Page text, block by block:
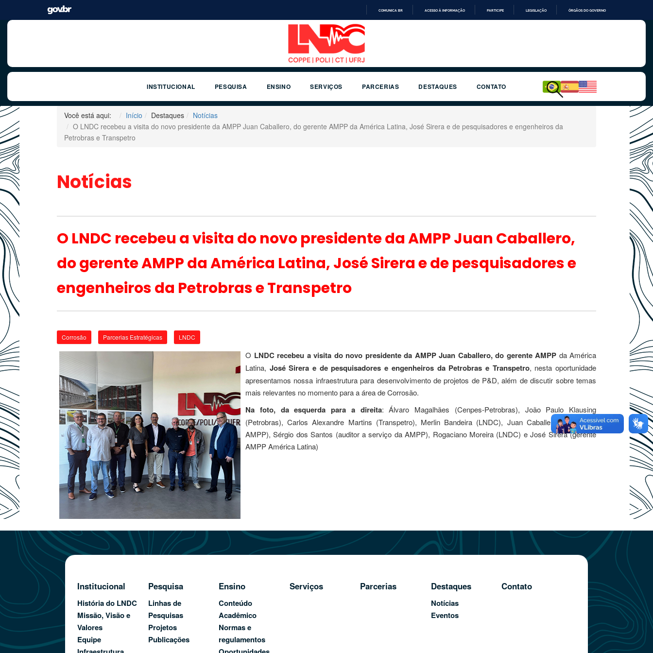
IR
PARA
O
CONTEÚDO
COMUNICA BR ACESSO À INFORMAÇÃO PARTICIPE LEGISLAÇÃO ÓRGÃOS DO GOVERNO
INSTITUCIONAL PESQUISA ENSINO SERVIÇOS PARCERIAS DESTAQUES CONTATO
Você está aqui: Início Destaques
Notícias
O LNDC recebeu a visita do novo presidente da AMPP Juan Caballero, do gerente AMPP da América Latina, José Sirera e de pesquisadores e engenheiros da
Petrobras e Transpetro
Notícias
O LNDC recebeu a visita do novo presidente da AMPP Juan Caballero,
do gerente AMPP da América Latina, José Sirera e de pesquisadores e
engenheiros da Petrobras e Transpetro
Corrosão Parcerias Estratégicas LNDC
O LNDC recebeu a visita do novo presidente da AMPP Juan Caballero, do gerente AMPP da América
Latina, José Sirera e de pesquisadores e engenheiros da Petrobras e Transpetro, nesta oportunidade
apresentamos nossa infraestrutura para desenvolvimento de projetos de P&D, além de discutir sobre temas
mais relevantes no momento para a área de Corrosão.
Na foto, da esquerda para a direita: Álvaro Magalhães (Cenpes-Petrobras), João Paulo Klausing
(Petrobras), Carlos Alexandre Martins (Transpetro), Merlin Bandeira (LNDC), Juan Caballero (presidente
AMPP), Sérgio dos Santos (auditor a serviço da AMPP), Rogaciano Moreira (LNDC) e José Sirera (gerente
AMPP América Latina)
Institucional
História do LNDC
Missão, Visão e
Valores
Equipe
Pesquisa
Linhas de
Pesquisas
Projetos
Publicações
Ensino
Conteúdo
Acadêmico
Normas e
regulamentos
Serviços Parcerias Destaques
Notícias
Eventos
Contato